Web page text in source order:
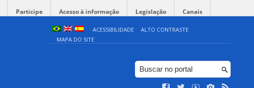
Participe Acesso à informação Legislação Canais
ACESSIBILIDADE
ALTO CONTRASTE
MAPA DO SITE